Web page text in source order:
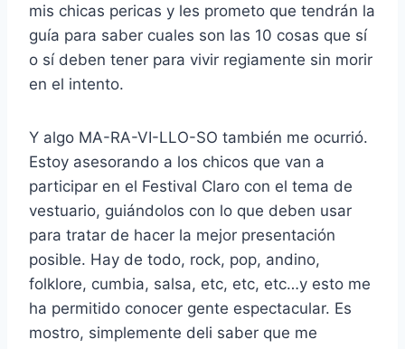
mis chicas pericas y les prometo que tendrán la
guía para saber cuales son las 10 cosas que sí
o sí deben tener para vivir regiamente sin morir
en el intento.
Y algo MA-RA-VI-LLO-SO también me ocurrió.
Estoy asesorando a los chicos que van a
participar en el Festival Claro con el tema de
vestuario, guiándolos con lo que deben usar
para tratar de hacer la mejor presentación
posible. Hay de todo, rock, pop, andino,
folklore, cumbia, salsa, etc, etc, etc…y esto me
ha permitido conocer gente espectacular. Es
mostro, simplemente deli saber que me